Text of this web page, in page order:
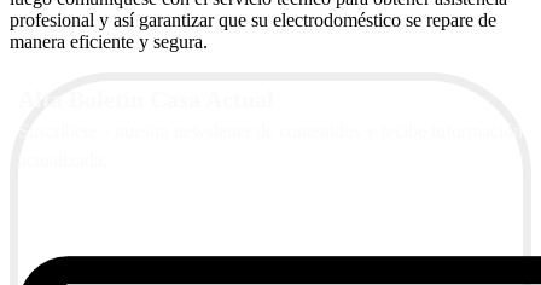
profesional y así garantizar que su electrodoméstico se repare de
manera eficiente y segura.